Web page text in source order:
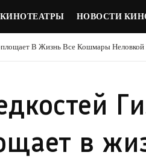
КИНОТЕАТРЫ НОВОСТИ
В Жизнь Все Кошмары Неловкой
в